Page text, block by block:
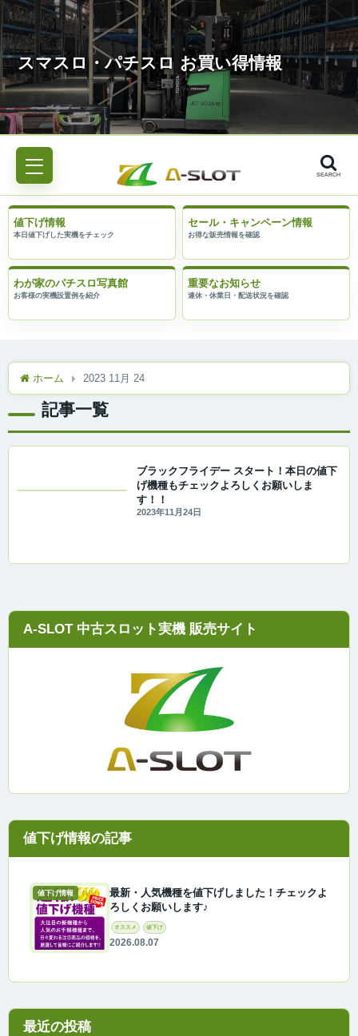
SEARCH
値下げ情報 セール・キャンペーン情報
わが家のパチスロ写真館 重要なお知らせ
ホーム 2023 11月 24
記事一覧
ブラックフライデー スタート！本日の値下
げ機種もチェックよろしくお願いしま
す！！
2023年11月24日
A-SLOT 中古スロット実機 販売サイト
値下げ情報
最新・人気機種を値下げしました！チェックよ
ろしくお願いします♪
オススメ 値下げ
2026.08.07
最近の投稿